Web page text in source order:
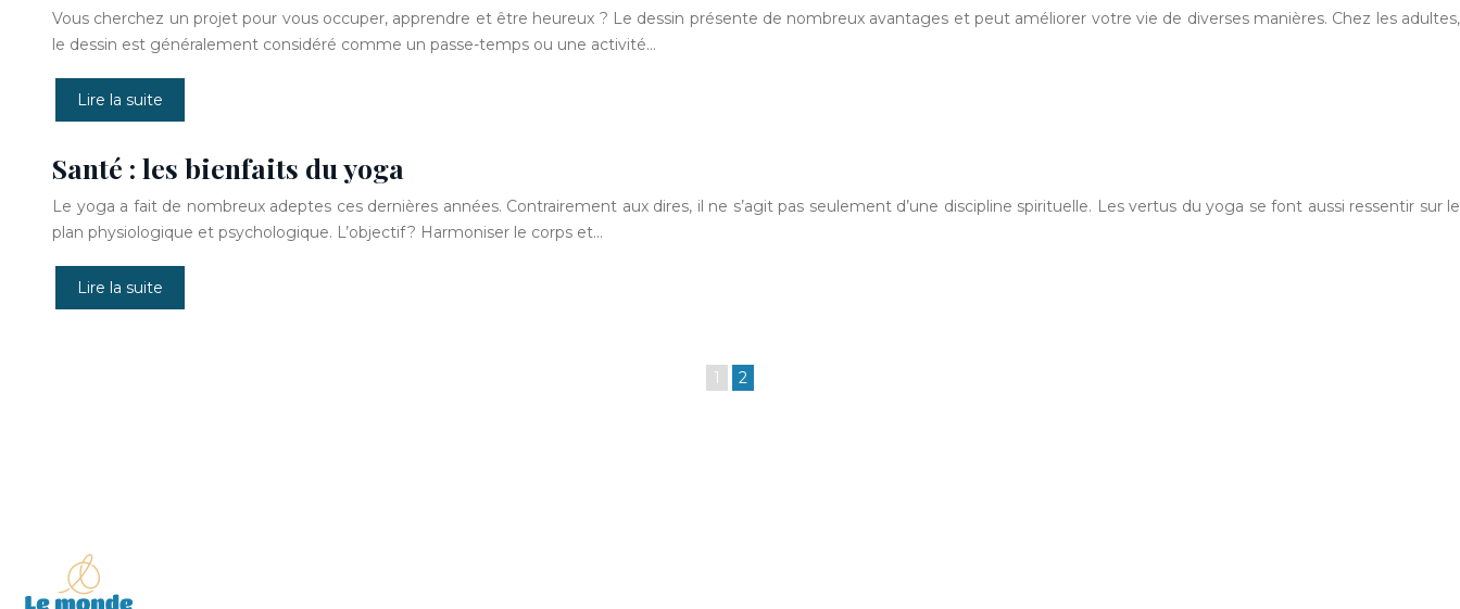
Vous cherchez un projet pour vous occuper, apprendre et être heureux ? Le dessin présente de nombreux avantages et peut améliorer votre vie de diverses manières. Chez les adultes,
le dessin est généralement considéré comme un passe-temps ou une activité…
Lire la suite
Santé : les bienfaits du yoga
Le yoga a fait de nombreux adeptes ces dernières années. Contrairement aux dires, il ne s’agit pas seulement d’une discipline spirituelle. Les vertus du yoga se font aussi ressentir sur le
plan physiologique et psychologique. L’objectif ? Harmoniser le corps et…
Lire la suite
1 2